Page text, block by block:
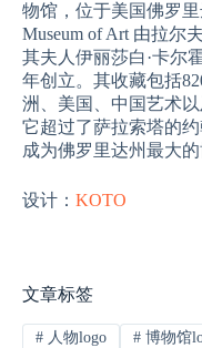
物馆，位于美国佛罗
Museum of Art 由拉尔
其夫人伊丽莎白·卡尔
年创立。其收藏包括
洲、美国、中国艺术以
它超过了萨拉索塔的
成为佛罗里达州最大的
设计： KOTO
文章标签
#人物logo #博物馆